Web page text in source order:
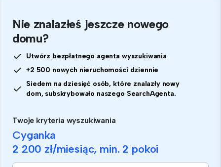
Nie znalazłeś jeszcze nowego
domu?
Utwórz bezpłatnego agenta wyszukiwania
+2 500 nowych nieruchomości dziennie
Siedem na dziesięć osób, które znalazły nowy
dom, subskrybowało naszego SearchAgenta.
Twoje kryteria wyszukiwania
Cyganka
2 200 zł/miesiąc, min. 2 pokoi
Jeśli